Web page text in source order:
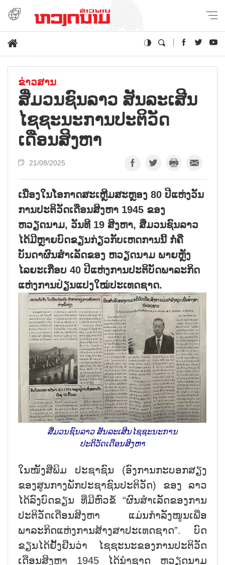
ຂ່າວສານ
ສື່ມວນ​ຊົນລາວ​ ສັນລະເສີນ​
ໄຊ​ຊະ​ນະ​ການ​ປະ​ຕິ​ວັດ​
ເດືອນ​ສິງ​ຫາ
21/08/2025
ເນື່ອງໃນໂອກາດສະເຫຼີມສະຫຼອງ 80 ປີແຫ່ງວັນ
ການປະຕິວັດເດືອນສິງຫາ 1945 ຂອງ
ຫວຽດນາມ, ວັນທີ 19 ສິງຫາ, ສື່ມວນຊົນລາວ
ໄດ້ມີຫຼາຍບົດຂຽນກ່ຽວກັບເຫດການນີ້ ກໍ່ຄື
ບັນດາຜົນສຳເລັດຂອງ ຫວຽດນາມ ພາຍຫຼັງ
ໄລຍະເກືອບ 40 ປີແຫ່ງການປະຕິບັດພາລະກິດ
ແຫ່ງການປ່ຽນແປງໃໝ່ປະເທດຊາດ.
ສື່ມວນຊົນລາວ ສັນລະເສີນໄຊຊະນະການ
ປະຕິວັດເດືອນສິງຫາ
ໃນໜັງສືພິມ ປະຊາຊົນ (ອົງການກະບອກສຽງ
ຂອງສູນກາງພັກປະຊາຊົນປະຕິວັດ) ຂອງ ລາວ
ໄດ້ລົງບົດຂຽນ ທີ່ມີຫົວຂໍ້ “ຜົນສຳເລັດຂອງການ
ປະຕິວັດເດືອນສິງຫາ ແມ່ນກຳລັງໜູນເພື່ອ
ພາລະກິດແຫ່ງການສ້າງສາປະເທດຊາດ”. ບົດ
ຂຽນໄດ້ຢັ້ງຢືນວ່າ ໄຊຊະນະຂອງການປະຕິວັດ
ເດືອນສິງຫາ 1945 ໄດ້ນຳຊາດ ຫວຽດນາມ